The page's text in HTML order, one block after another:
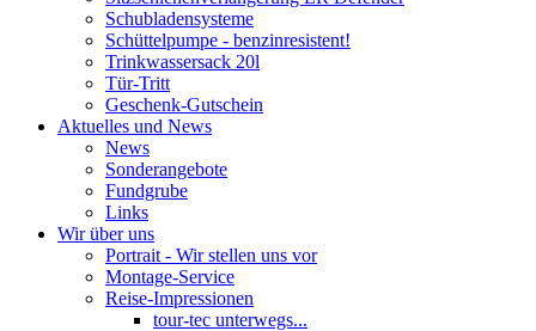
Schubladensysteme
Schüttelpumpe - benzinresistent!
Trinkwassersack 20l
Tür-Tritt
Geschenk-Gutschein
Aktuelles und News
News
Sonderangebote
Fundgrube
Links
Wir über uns
Portrait - Wir stellen uns vor
Montage-Service
Reise-Impressionen
tour-tec unterwegs...